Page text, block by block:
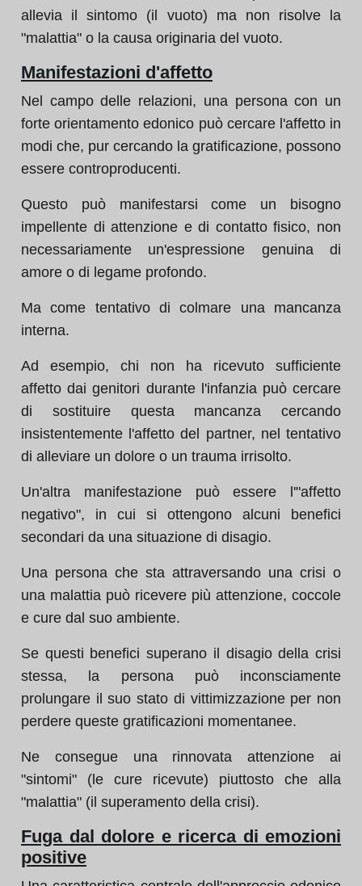
allevia il sintomo (il vuoto) ma non risolve la
"malattia" o la causa originaria del vuoto.
Manifestazioni d'affetto
Nel campo delle relazioni, una persona con un
forte orientamento edonico può cercare l'affetto in
modi che, pur cercando la gratificazione, possono
essere controproducenti.
Questo può manifestarsi come un bisogno
impellente di attenzione e di contatto fisico, non
necessariamente un'espressione genuina di
amore o di legame profondo.
Ma come tentativo di colmare una mancanza
interna.
Ad esempio, chi non ha ricevuto sufficiente
affetto dai genitori durante l'infanzia può cercare
di sostituire questa mancanza cercando
insistentemente l'affetto del partner, nel tentativo
di alleviare un dolore o un trauma irrisolto.
Un'altra manifestazione può essere l'"affetto
negativo", in cui si ottengono alcuni benefici
secondari da una situazione di disagio.
Una persona che sta attraversando una crisi o
una malattia può ricevere più attenzione, coccole
e cure dal suo ambiente.
Se questi benefici superano il disagio della crisi
stessa, la persona può inconsciamente
prolungare il suo stato di vittimizzazione per non
perdere queste gratificazioni momentanee.
Ne consegue una rinnovata attenzione ai
"sintomi" (le cure ricevute) piuttosto che alla
"malattia" (il superamento della crisi).
Fuga dal dolore e ricerca di emozioni
positive